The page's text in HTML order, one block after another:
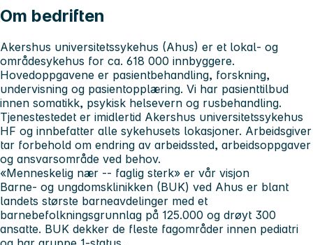
Om bedriften
Akershus universitetssykehus (Ahus) er et lokal- og
områdesykehus for ca. 618 000 innbyggere.
Hovedoppgavene er pasientbehandling, forskning,
undervisning og pasientopplæring. Vi har pasienttilbud
innen somatikk, psykisk helsevern og rusbehandling.
Tjenestestedet er imidlertid Akershus universitetssykehus
HF og innbefatter alle sykehusets lokasjoner. Arbeidsgiver
tar forbehold om endring av arbeidssted, arbeidsoppgaver
og ansvarsområde ved behov.
«Menneskelig nær -- faglig sterk» er vår visjon
Barne- og ungdomsklinikken (BUK) ved Ahus er blant
landets største barneavdelinger med et
barnebefolkningsgrunnlag på 125.000 og drøyt 300
ansatte. BUK dekker de fleste fagområder innen pediatri